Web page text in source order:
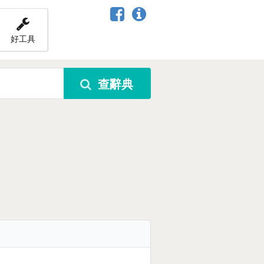
好工具
查辭典